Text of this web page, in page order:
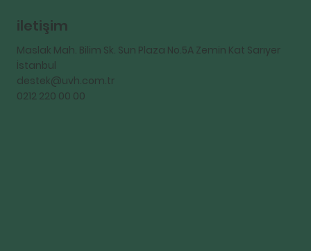
iletişim
Maslak Mah. Bilim Sk. Sun Plaza No.5A Zemin Kat Sarıyer
İstanbul
destek@uvh.com.tr
0212 220 00 00